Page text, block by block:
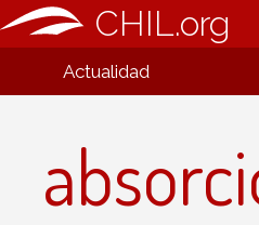
CHIL.org
Actualidad